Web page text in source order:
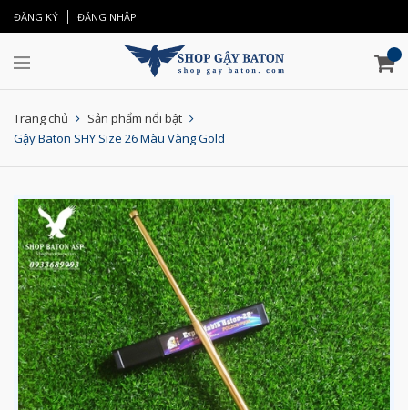
ĐĂNG KÝ ĐĂNG NHẬP
Trang chủ
Sản phẩm nổi bật
Gậy Baton SHY Size 26 Màu Vàng Gold